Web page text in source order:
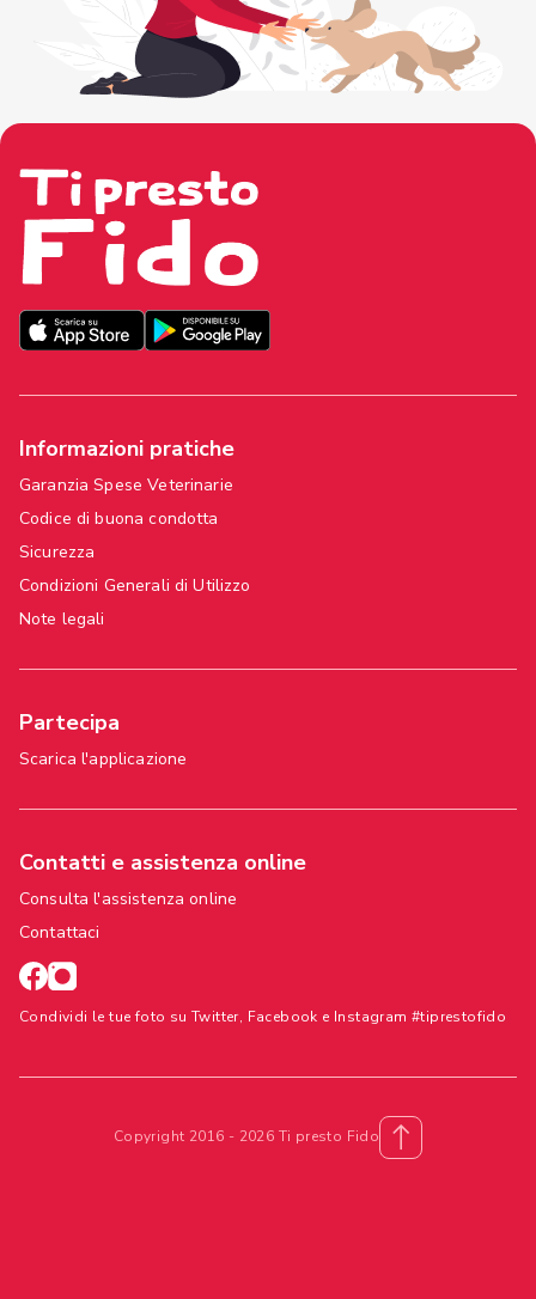
Informazioni pratiche
Garanzia Spese Veterinarie
Codice di buona condotta
Sicurezza
Condizioni Generali di Utilizzo
Note legali
Partecipa
Scarica l'applicazione
Contatti e assistenza online
Consulta l'assistenza online
Contattaci
Condividi le tue foto su Twitter, Facebook e Instagram #tiprestofido
Copyright 2016 - 2026 Ti presto Fido